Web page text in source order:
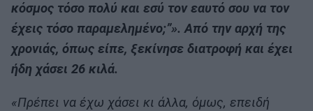
κόσμος τόσο πολύ και εσύ τον εαυτό σου να τον
έχεις τόσο παραμελημένο;”». Από την αρχή της
χρονιάς, όπως είπε, ξεκίνησε διατροφή και έχει
ήδη χάσει 26 κιλά.
«Πρέπει να έχω χάσει κι άλλα, όμως, επειδή